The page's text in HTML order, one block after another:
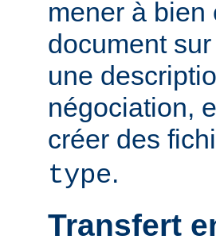
mener à bien
document
une
négociation,
créer des
type.
Transfert